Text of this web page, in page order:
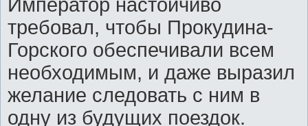
Император настойчиво
требовал, чтобы Прокудина-
Горского обеспечивали всем
необходимым, и даже выразил
желание следовать с ним в
одну из будущих поездок.